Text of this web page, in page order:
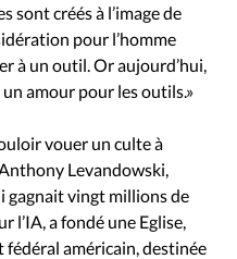
sont créés à l’image de
pour l’homme
à un outil. Or aujourd’hui,
amour pour les outils.»
vouer un culte à
Levandowski,
gagnait vingt millions de
l’IA, a fondé une Eglise,
américain, destinée